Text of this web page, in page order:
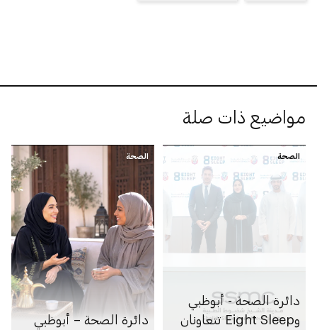
مواضيع ذات صلة
الصحة
دائرة الصحة - أبوظبي
وEight Sleep تتعاونان
الصحة
دائرة الصحة – أبوظبي